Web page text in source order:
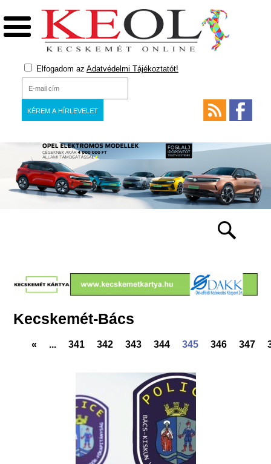
Elfogadom az Adatvédelmi Tájékoztatót!
Kecskemét-Bács
« ... 341 342 343 344 345 346 347